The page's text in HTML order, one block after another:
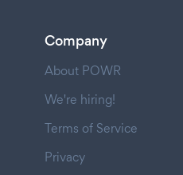
Company
About POWR
We're hiring!
Terms of Service
Privacy